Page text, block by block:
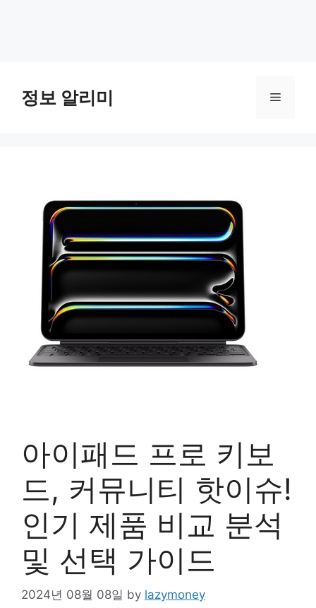
content정보 알리미 Menu
아이패드 프로 키보
드, 커뮤니티 핫이슈!
인기 제품 비교 분석
및 선택 가이드
2024년 08월 08일 by lazymoney